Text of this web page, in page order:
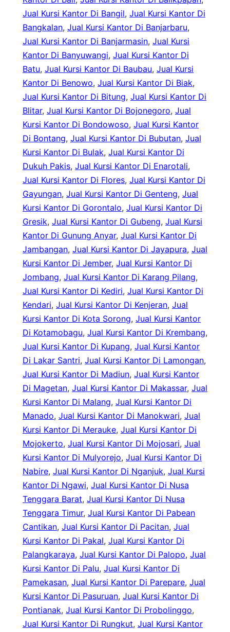
Jual Kursi Kantor Di Bangil, Jual Kursi Kantor Di
Bangkalan, Jual Kursi Kantor Di Banjarbaru
Jual Kursi Kantor Di Banjarmasin, Jual Kursi
Kantor Di Banyuwangi, Jual Kursi Kantor Di
Batu, Jual Kursi Kantor Di Baubau, Jual Kursi
Kantor Di Benowo, Jual Kursi Kantor Di Biak
Jual Kursi Kantor Di Bitung, Jual Kursi Kantor Di
Blitar, Jual Kursi Kantor Di Bojonegoro, Jual
Kursi Kantor Di Bondowoso, Jual Kursi Kantor
Di Bontang, Jual Kursi Kantor Di Bubutan, Jual
Kursi Kantor Di Bulak, Jual Kursi Kantor Di
Dukuh Pakis, Jual Kursi Kantor Di Enarotali
Jual Kursi Kantor Di Flores, Jual Kursi Kantor Di
Gayungan, Jual Kursi Kantor Di Genteng, Jual
Kursi Kantor Di Gorontalo, Jual Kursi Kantor Di
Gresik, Jual Kursi Kantor Di Gubeng, Jual Kursi
Kantor Di Gunung Anyar, Jual Kursi Kantor Di
Jambangan, Jual Kursi Kantor Di Jayapura, Jual
Kursi Kantor Di Jember, Jual Kursi Kantor Di
Jombang, Jual Kursi Kantor Di Karang Pilang
Jual Kursi Kantor Di Kediri, Jual Kursi Kantor Di
Kendari, Jual Kursi Kantor Di Kenjeran, Jual
Kursi Kantor Di Kota Sorong, Jual Kursi Kantor
Di Kotamobagu, Jual Kursi Kantor Di Krembang
Jual Kursi Kantor Di Kupang, Jual Kursi Kantor
Di Lakar Santri, Jual Kursi Kantor Di Lamongan
Jual Kursi Kantor Di Madiun, Jual Kursi Kantor
Di Magetan, Jual Kursi Kantor Di Makassar, Jual
Kursi Kantor Di Malang, Jual Kursi Kantor Di
Manado, Jual Kursi Kantor Di Manokwari, Jual
Kursi Kantor Di Merauke, Jual Kursi Kantor Di
Mojokerto, Jual Kursi Kantor Di Mojosari, Jual
Kursi Kantor Di Mulyorejo, Jual Kursi Kantor Di
Nabire, Jual Kursi Kantor Di Nganjuk, Jual Kursi
Kantor Di Ngawi, Jual Kursi Kantor Di Nusa
Tenggara Barat, Jual Kursi Kantor Di Nusa
Tenggara Timur, Jual Kursi Kantor Di Pabean
Cantikan, Jual Kursi Kantor Di Pacitan, Jual
Kursi Kantor Di Pakal, Jual Kursi Kantor Di
Palangkaraya, Jual Kursi Kantor Di Palopo, Jual
Kursi Kantor Di Palu, Jual Kursi Kantor Di
Pamekasan, Jual Kursi Kantor Di Parepare, Jual
Kursi Kantor Di Pasuruan, Jual Kursi Kantor Di
Pontianak, Jual Kursi Kantor Di Probolinggo
Jual Kursi Kantor Di Rungkut, Jual Kursi Kantor